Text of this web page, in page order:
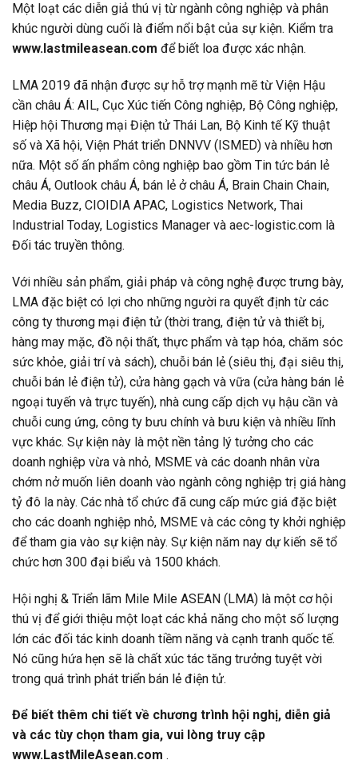
Một loạt các diễn giả thú vị từ ngành công nghiệp và phân
khúc người dùng cuối là điểm nổi bật của sự kiện. Kiểm tra
www.lastmileasean.com để biết loa được xác nhận.
LMA 2019 đã nhận được sự hỗ trợ mạnh mẽ từ Viện Hậu
cần châu Á: AIL, Cục Xúc tiến Công nghiệp, Bộ Công nghiệp,
Hiệp hội Thương mại Điện tử Thái Lan, Bộ Kinh tế Kỹ thuật
số và Xã hội, Viện Phát triển DNNVV (ISMED) và nhiều hơn
nữa. Một số ấn phẩm công nghiệp bao gồm Tin tức bán lẻ
châu Á, Outlook châu Á, bán lẻ ở châu Á, Brain Chain Chain,
Media Buzz, CIOIDIA APAC, Logistics Network, Thai
Industrial Today, Logistics Manager và aec-logistic.com là
Đối tác truyền thông.
Với nhiều sản phẩm, giải pháp và công nghệ được trưng bày,
LMA đặc biệt có lợi cho những người ra quyết định từ các
công ty thương mại điện tử (thời trang, điện tử và thiết bị,
hàng may mặc, đồ nội thất, thực phẩm và tạp hóa, chăm sóc
sức khỏe, giải trí và sách), chuỗi bán lẻ (siêu thị, đại siêu thị,
chuỗi bán lẻ điện tử), cửa hàng gạch và vữa (cửa hàng bán lẻ
ngoại tuyến và trực tuyến), nhà cung cấp dịch vụ hậu cần và
chuỗi cung ứng, công ty bưu chính và bưu kiện và nhiều lĩnh
vực khác. Sự kiện này là một nền tảng lý tưởng cho các
doanh nghiệp vừa và nhỏ, MSME và các doanh nhân vừa
chớm nở muốn liên doanh vào ngành công nghiệp trị giá hàng
tỷ đô la này. Các nhà tổ chức đã cung cấp mức giá đặc biệt
cho các doanh nghiệp nhỏ, MSME và các công ty khởi nghiệp
để tham gia vào sự kiện này. Sự kiện năm nay dự kiến ​​sẽ tổ
chức hơn 300 đại biểu và 1500 khách.
Hội nghị & Triển lãm Mile Mile ASEAN (LMA) là một cơ hội
thú vị để giới thiệu một loạt các khả năng cho một số lượng
lớn các đối tác kinh doanh tiềm năng và cạnh tranh quốc tế.
Nó cũng hứa hẹn sẽ là chất xúc tác tăng trưởng tuyệt vời
trong quá trình phát triển bán lẻ điện tử.
Để biết thêm chi tiết về chương trình hội nghị, diễn giả
và các tùy chọn tham gia, vui lòng truy cập
www.LastMileAsean.com .